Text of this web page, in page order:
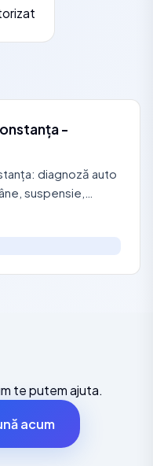
-
diagnoză auto
suspensie,
te putem ajuta.
acum